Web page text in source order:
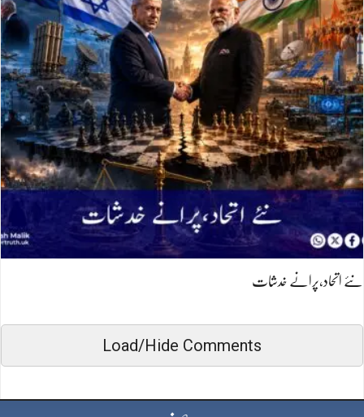
نئے اتحاد،پرانے خدشات
Load/Hide Comments